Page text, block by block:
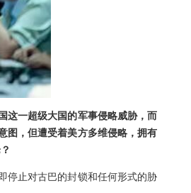
这一超级大国的军事侵略威胁，而
图，但遭受着美方多维侵略，拥有
停止对古巴的封锁和任何形式的胁